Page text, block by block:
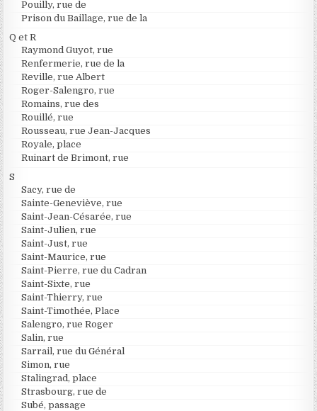
Pouilly, rue de
Prison du Baillage, rue de la
Q et R
Raymond Guyot, rue
Renfermerie, rue de la
Reville, rue Albert
Roger-Salengro, rue
Romains, rue des
Rouillé, rue
Rousseau, rue Jean-Jacques
Royale, place
Ruinart de Brimont, rue
S
Sacy, rue de
Sainte-Geneviève, rue
Saint-Jean-Césarée, rue
Saint-Julien, rue
Saint-Just, rue
Saint-Maurice, rue
Saint-Pierre, rue du Cadran
Saint-Sixte, rue
Saint-Thierry, rue
Saint-Timothée, Place
Salengro, rue Roger
Salin, rue
Sarrail, rue du Général
Simon, rue
Stalingrad, place
Strasbourg, rue de
Subé, passage